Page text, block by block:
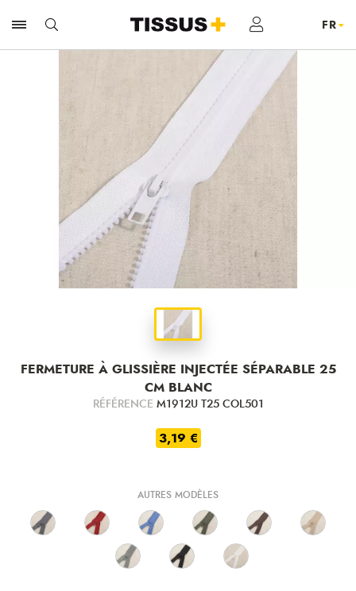
FERMETURE À GLISSIÈRE INJECTÉE SÉPARABLE 25
CM BLANC
RÉFÉRENCE M1912U T25 COL501
3,19 €
AUTRES MODÈLES